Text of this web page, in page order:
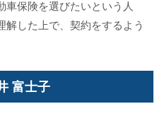
車保険を選びたいという人
した上で、契約をするよう
富士子